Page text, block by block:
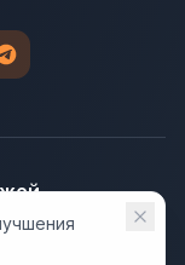
надёжную